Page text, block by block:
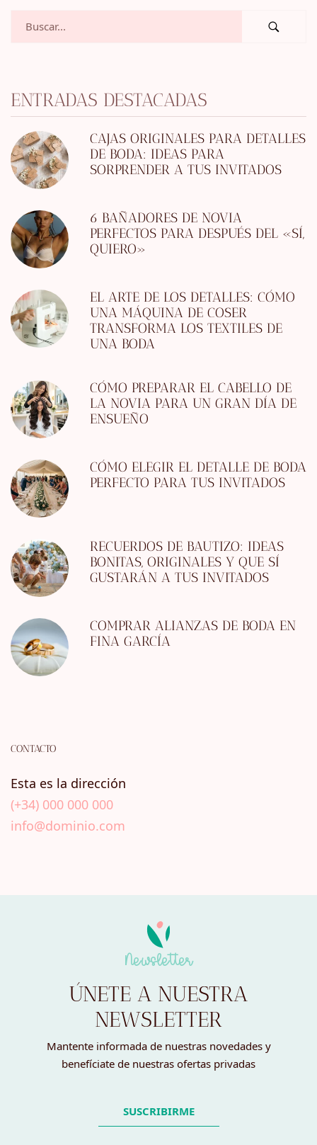
ENTRADAS DESTACADAS
CAJAS ORIGINALES PARA DETALLES
DE BODA: IDEAS PARA
SORPRENDER A TUS INVITADOS
6 BAÑADORES DE NOVIA
PERFECTOS PARA DESPUÉS DEL «SÍ,
QUIERO»
EL ARTE DE LOS DETALLES: CÓMO
UNA MÁQUINA DE COSER
TRANSFORMA LOS TEXTILES DE
UNA BODA
CÓMO PREPARAR EL CABELLO DE
LA NOVIA PARA UN GRAN DÍA DE
ENSUEÑO
CÓMO ELEGIR EL DETALLE DE BODA
PERFECTO PARA TUS INVITADOS
RECUERDOS DE BAUTIZO: IDEAS
BONITAS, ORIGINALES Y QUE SÍ
GUSTARÁN A TUS INVITADOS
COMPRAR ALIANZAS DE BODA EN
FINA GARCÍA
CONTACTO
Esta es la dirección
(+34) 000 000 000
info@dominio.com
Newsletter
ÚNETE A NUESTRA
NEWSLETTER
Mantente informada de nuestras novedades y
benefíciate de nuestras ofertas privadas
SUSCRIBIRME